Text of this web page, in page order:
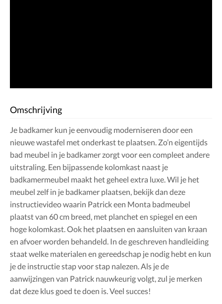
Omschrijving
Je badkamer kun je eenvoudig moderniseren door een
nieuwe wastafel met onderkast te plaatsen. Zo’n eigentijds
bad meubel in je badkamer zorgt voor een compleet andere
uitstraling. Een bijpassende kolomkast naast je
badkamermeubel maakt het geheel extra luxe. Wil je het
meubel zelf in je badkamer plaatsen, bekijk dan deze
instructievideo waarin Patrick een Monta badmeubel
plaatst van 60 cm breed, met planchet en spiegel en een
hoge kolomkast. Ook het plaatsen en aansluiten van kraan
en afvoer worden behandeld. In de geschreven handleiding
staat welke materialen en gereedschap je nodig hebt en kun
je de instructie stap voor stap nalezen. Als je de
aanwijzingen van Patrick nauwkeurig volgt, zul je merken
dat deze klus goed te doen is. Veel succes!